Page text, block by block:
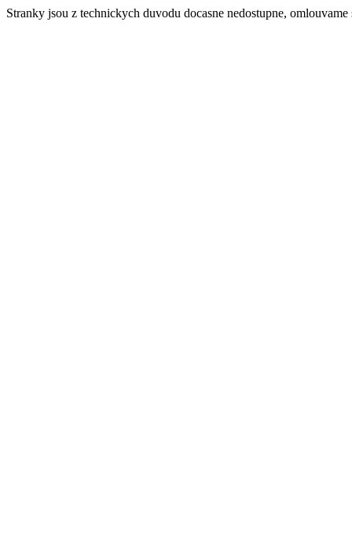
Stranky jsou z technickych duvodu docasne nedostupne, omlouvame